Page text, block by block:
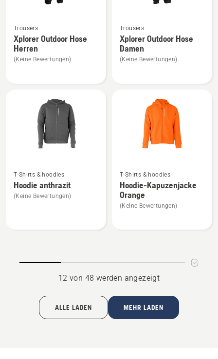
Details
zu
Xplorer
Outdoor
Trousers
Xplorer Outdoor Hose
Herren
(Keine Bewertungen)
Details
zu
Xplorer
Outdoor
Trousers
Xplorer Outdoor Hose
Damen
(Keine Bewertungen)
Details
zu
Hoodie
T-Shirts & hoodies
Hoodie anthrazit
(Keine Bewertungen)
Details
zu
Hoodie-
Kapuzenjacke
T-Shirts & hoodies
Hoodie-Kapuzenjacke
Orange
(Keine Bewertungen)
12 von 48 werden angezeigt
ALLE LADEN MEHR LADEN